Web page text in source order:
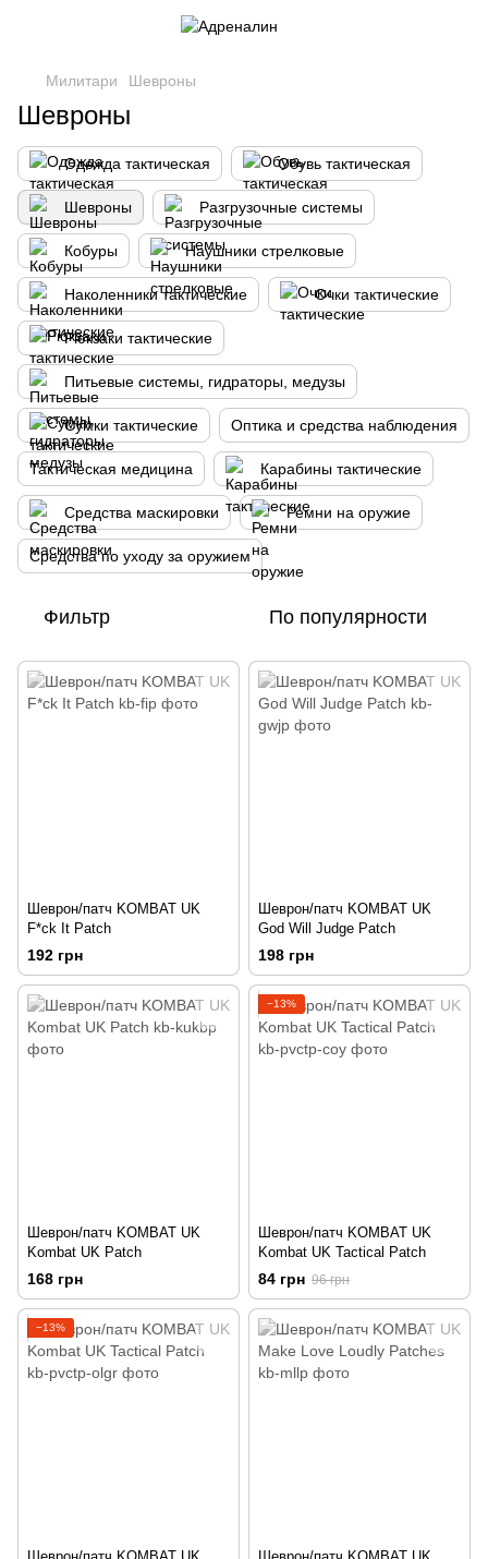
Милитари Шевроны
Шевроны
Одежда тактическая Обувь тактическая
Шевроны Разгрузочные системы
Кобуры Наушники стрелковые
Наколенники тактические Очки тактические
Рюкзаки тактические
Питьевые системы, гидраторы, медузы
Сумки тактические Оптика и средства наблюдения
Тактическая медицина Карабины тактические
Средства маскировки Ремни на оружие
Средства по уходу за оружием
Фильтр По популярности
Шеврон/патч KOMBAT UK
F*ck It Patch
192 грн
Шеврон/патч KOMBAT UK
God Will Judge Patch
198 грн
Шеврон/патч KOMBAT UK
Kombat UK Patch
168 грн
−13%
Шеврон/патч KOMBAT UK
Kombat UK Tactical Patch
84 грн 96 грн
−13%